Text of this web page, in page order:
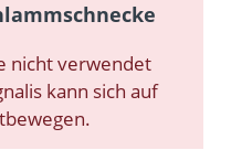
nicht verwendet
kann sich auf